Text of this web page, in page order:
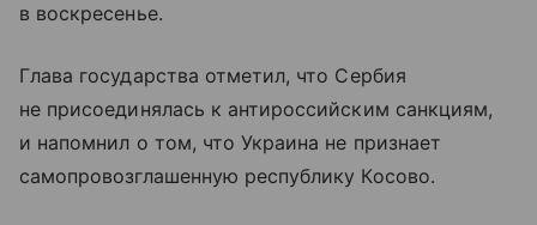
в воскресенье.
Глава государства отметил, что Сербия
не присоединялась к антироссийским санкциям,
и напомнил о том, что Украина не признает
самопровозглашенную республику Косово.